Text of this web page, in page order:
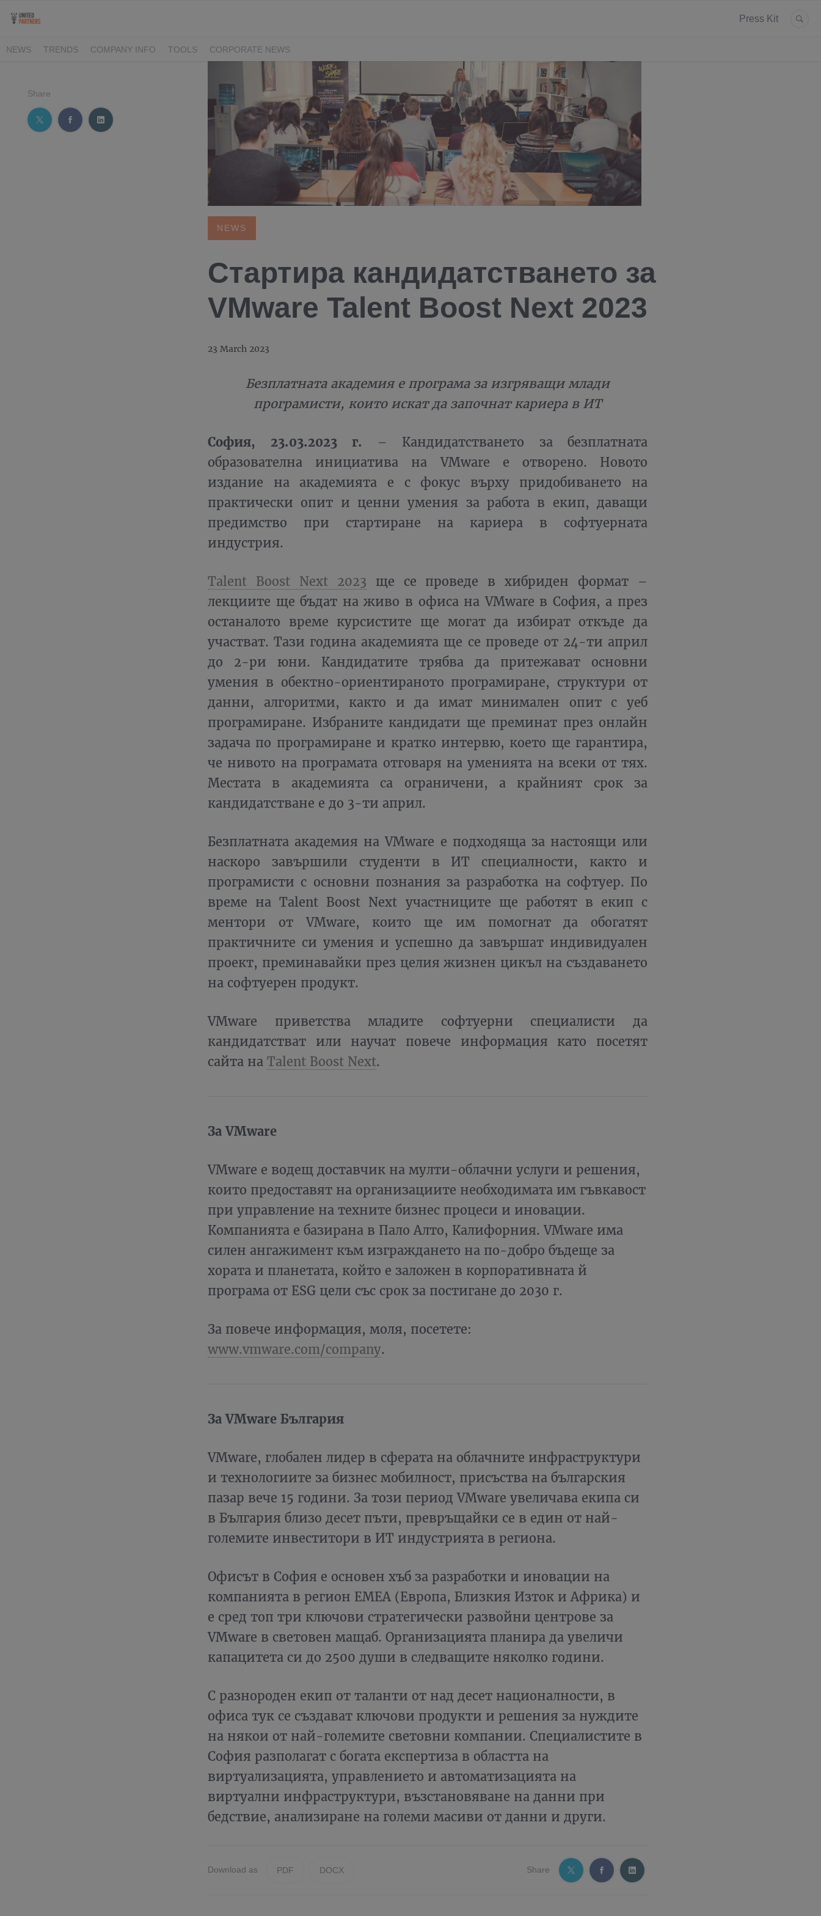
Press Kit
NEWS TRENDS COMPANY INFO TOOLS CORPORATE NEWS
Share
NEWS
Стартира кандидатстването за
VMware Talent Boost Next 2023
23 March 2023
Безплатната академия е програма за изгряващи млади
програмисти, които искат да започнат кариера в ИТ
София, 23.03.2023 г. – Кандидатстването за безплатната
образователна инициатива на VMware е отворено. Новото
издание на академията е с фокус върху придобиването на
практически опит и ценни умения за работа в екип, даващи
предимство при стартиране на кариера в софтуерната
индустрия.
Talent Boost Next 2023 ще се проведе в хибриден формат –
лекциите ще бъдат на живо в офиса на VMware в София, а през
останалото време курсистите ще могат да избират откъде да
участват. Тази година академията ще се проведе от 24-ти април
до 2-ри юни. Кандидатите трябва да притежават основни
умения в обектно-ориентираното програмиране, структури от
данни, алгоритми, както и да имат минимален опит с уеб
програмиране. Избраните кандидати ще преминат през онлайн
задача по програмиране и кратко интервю, което ще гарантира,
че нивото на програмата отговаря на уменията на всеки от тях.
Местата в академията са ограничени, а крайният срок за
кандидатстване е до 3-ти април.
Безплатната академия на VMware e подходяща за настоящи или
наскоро завършили студенти в ИТ специалности, както и
програмисти с основни познания за разработка на софтуер. По
време на Talent Boost Next участниците ще работят в екип с
ментори от VMware, които ще им помогнат да обогатят
практичните си умения и успешно да завършат индивидуален
проект, преминавайки през целия жизнен цикъл на създаването
на софтуерен продукт.
VMware приветства младите софтуерни специалисти да
кандидатстват или научат повече информация като посетят
сайта на Talent Boost Next.
За VМware
VMware е водещ доставчик на мулти-облачни услуги и решения,
които предоставят на организациите необходимата им гъвкавост
при управление на техните бизнес процеси и иновации.
Компанията е базирана в Пало Алто, Калифорния. VMware има
силен ангажимент към изграждането на по-добро бъдеще за
хората и планетата, който е заложен в корпоративната й
програма от ESG цели със срок за постигане до 2030 г.
За повече информация, моля, посетете:
www.vmware.com/company.
За VМware България
VMware, глобален лидер в сферата на облачните инфраструктури
и технологиите за бизнес мобилност, присъства на българския
пазар вече 15 години. За този период VMware увеличава екипа си
в България близо десет пъти, превръщайки се в един от най-
големите инвеститори в ИТ индустрията в региона.
Офисът в София е основен хъб за разработки и иновации на
компанията в регион ЕMEA (Европа, Близкия Изток и Африка) и
е сред топ три ключови стратегически развойни центрове за
VMware в световен мащаб. Организацията планира да увеличи
капацитета си до 2500 души в следващите няколко години.
С разнороден екип от таланти от над десет националности, в
офиса тук се създават ключови продукти и решения за нуждите
на някои от най-големите световни компании. Специалистите в
София разполагат с богата експертиза в областта на
виртуализацията, управлението и автоматизацията на
виртуални инфраструктури, възстановяване на данни при
бедствие, анализиране на големи масиви от данни и други.
Download as PDF DOCX Share